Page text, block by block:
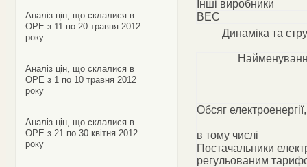
Аналіз цін, що склалися в
ОРЕ з 11 по 20 травня 2012
року
Аналіз цін, що склалися в
ОРЕ з 1 по 10 травня 2012
року
Аналіз цін, що склалися в
ОРЕ з 21 по 30 квітня 2012
року
Інші виробники
ВЕС
Динаміка та
Обсяг
в тому числі
Постачальники
регульованим